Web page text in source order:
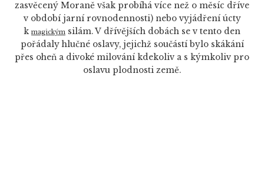
zasvěcený Moraně však probíhá více než o měsíc dříve
v období jarní rovnodennosti) nebo vyjádření úcty
k magickým silám. V dřívějších dobách se v tento den
pořádaly hlučné oslavy, jejichž součástí bylo skákání
přes oheň a divoké milování kdekoliv a s kýmkoliv pro
oslavu plodnosti země.